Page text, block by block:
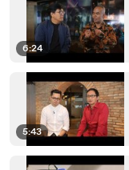
6:24
5:43